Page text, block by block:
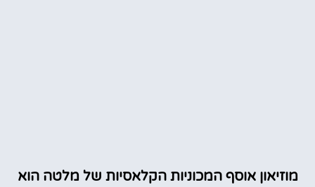
מוזיאון אוסף המכוניות הקלאסיות של מלטה הוא